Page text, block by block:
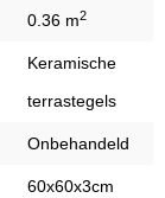
0.36 m2
Keramische
terrastegels
Onbehandeld
60x60x3cm